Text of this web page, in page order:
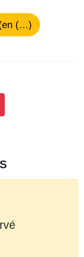
(…)